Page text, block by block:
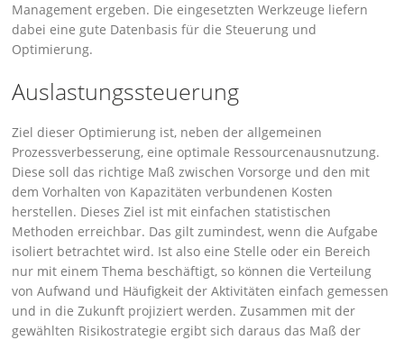
Management ergeben. Die eingesetzten Werkzeuge liefern
dabei eine gute Datenbasis für die Steuerung und
Optimierung.
Auslastungssteuerung
Ziel dieser Optimierung ist, neben der allgemeinen
Prozessverbesserung, eine optimale Ressourcenausnutzung.
Diese soll das richtige Maß zwischen Vorsorge und den mit
dem Vorhalten von Kapazitäten verbundenen Kosten
herstellen. Dieses Ziel ist mit einfachen statistischen
Methoden erreichbar. Das gilt zumindest, wenn die Aufgabe
isoliert betrachtet wird. Ist also eine Stelle oder ein Bereich
nur mit einem Thema beschäftigt, so können die Verteilung
von Aufwand und Häufigkeit der Aktivitäten einfach gemessen
und in die Zukunft projiziert werden. Zusammen mit der
gewählten Risikostrategie ergibt sich daraus das Maß der